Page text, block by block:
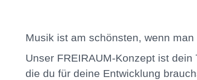
Musik ist am schönsten, wenn
Unser FREIRAUM-Konzept ist
die du für deine Entwicklung